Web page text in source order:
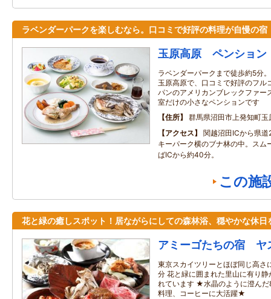
ラベンダーパークを楽しむなら。口コミで好評の料理が自慢の宿
玉原高原 ペンショ
ラベンダーパークまで徒歩約5分
玉原高原で、口コミで好評のフル
パンのアメリカンブレックファー
室だけの小さなペンションです
住所
群馬県沼田市上発知町
アクセス
関越沼田ICから県
キーパーク横のブナ林の中。スム
ばICから約40分。
この施
花と緑の癒しスポット！居ながらにしての森林浴、穏やかな休日
アミーゴたちの宿 ヤ
東京スカイツリーとほぼ同じ高さ
分 花と緑に囲まれた里山に有り
れています ★水晶のように澄ん
料理、コーヒーに大活躍★